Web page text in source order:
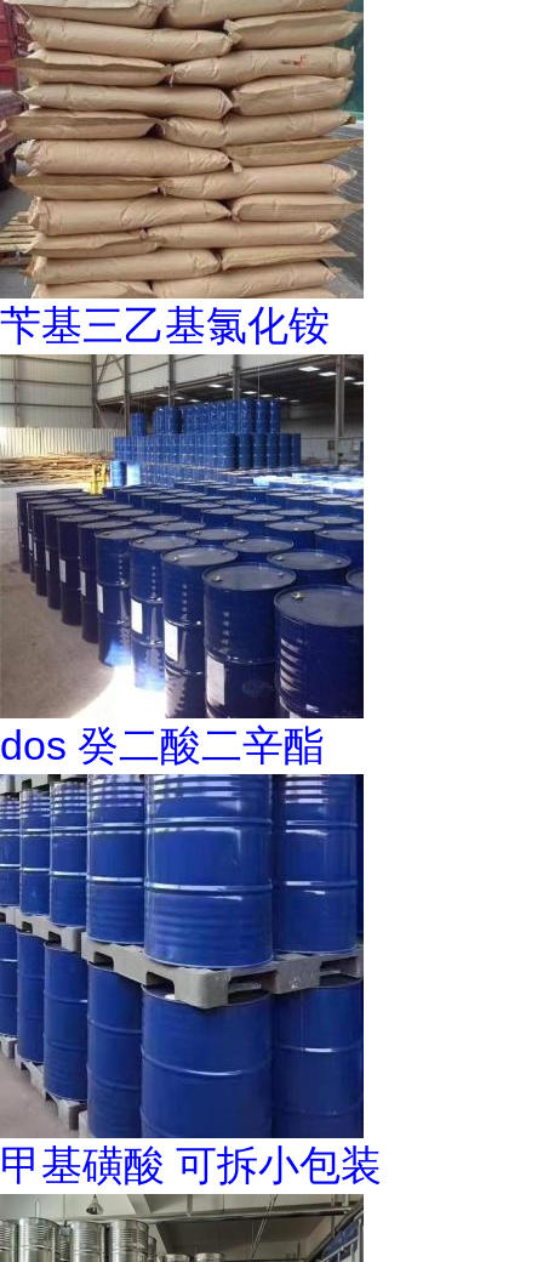
苄基三乙基氯化铵
dos 癸二酸二辛酯
甲基磺酸 可拆小包装